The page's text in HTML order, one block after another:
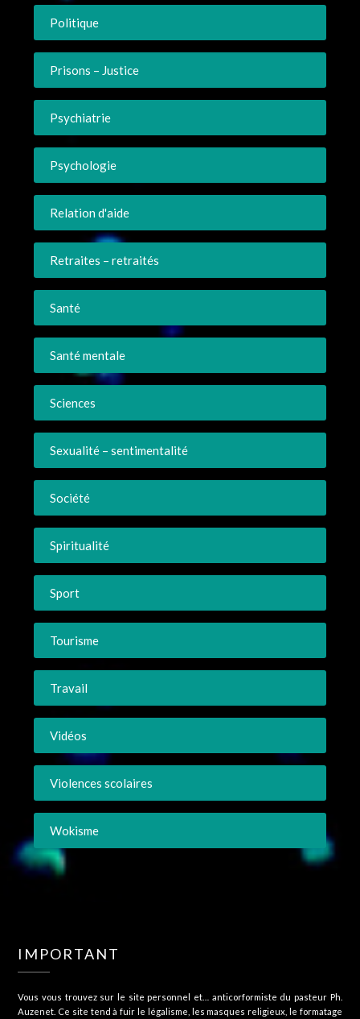
Politique
Prisons – Justice
Psychiatrie
Psychologie
Relation d'aide
Retraites – retraités
Santé
Santé mentale
Sciences
Sexualité – sentimentalité
Société
Spiritualité
Sport
Tourisme
Travail
Vidéos
Violences scolaires
Wokisme
IMPORTANT
Vous vous trouvez sur le site personnel et… anticorformiste du pasteur Ph.
Auzenet. Ce site tend à fuir le légalisme, les masques religieux, le formatage